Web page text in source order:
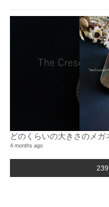
どのくらいの大きさのメガ
4 months ago